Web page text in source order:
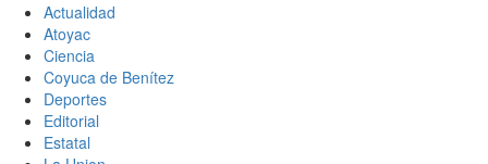
Actualidad
Atoyac
Ciencia
Coyuca de Benítez
Deportes
Editorial
Estatal